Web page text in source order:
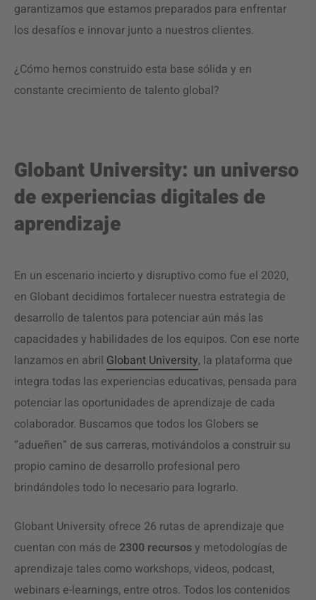
garantizamos que estamos preparados para enfrentar
los desafíos e innovar junto a nuestros clientes.
¿Cómo hemos construido esta base sólida y en
constante crecimiento de talento global?
Globant University: un universo
de experiencias digitales de
aprendizaje
En un escenario incierto y disruptivo como fue el 2020,
en Globant decidimos fortalecer nuestra estrategia de
desarrollo de talentos para potenciar aún más las
capacidades y habilidades de los equipos. Con ese norte
lanzamos en abril Globant University, la plataforma que
integra todas las experiencias educativas, pensada para
potenciar las oportunidades de aprendizaje de cada
colaborador. Buscamos que todos los Globers se
“adueñen” de sus carreras, motivándolos a construir su
propio camino de desarrollo profesional pero
brindándoles todo lo necesario para lograrlo.
Globant University ofrece 26 rutas de aprendizaje que
cuentan con más de 2300 recursosy metodologías de
aprendizaje tales como workshops, videos, podcast,
webinars e-learnings, entre otros. Todos los contenidos